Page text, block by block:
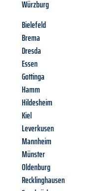
Würzburg
Bielefeld
Brema
Dresda
Essen
Gottinga
Hamm
Hildesheim
Kiel
Leverkusen
Mannheim
Münster
Oldenburg
Recklinghausen